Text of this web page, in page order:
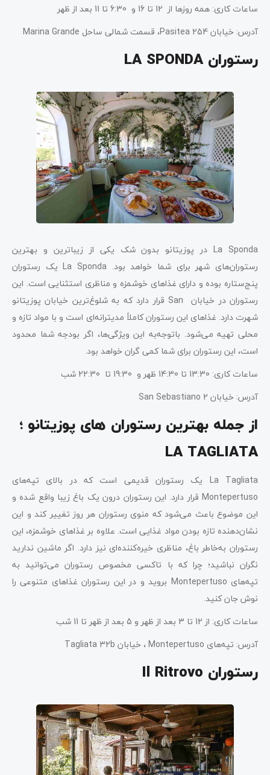
ساعات کاری: همه روز‌ها از 12 تا 16 و 6:30 تا 11 بعد از ظهر
آدرس: خیابان Pasitea 254، قسمت شمالی ساحل Marina Grande
رستوران LA SPONDA
La Sponda در پوزیتانو بدون شک یکی از زیبا‌ترین و بهترین
رستوران‌های شهر برای شما خواهد بود. La Sponda یک رستوران
پنج‌ستاره بوده و دارای غذا‌های خوشمزه و مناظری استثنایی است. این
رستوران در خیابان San قرار دارد که به شلوغ‌ترین خیابان پوزیتانو
شهرت دارد. غذا‌های این رستوران کاملاً مدیترانه‌ای است و با مواد تازه و
محلی تهیه می‌شود. باتوجه‌به این ویژگی‌ها، اگر بودجه شما محدود
است، این رستوران برای شما کمی گران خواهد بود.
ساعات کاری: 13:30 تا 14:30 ظهر و 19:30 تا 22:30 شب
آدرس: خیابان San Sebastiano 2
از جمله بهترین رستوران های پوزیتانو ؛
LA TAGLIATA
La Tagliata یک رستوران قدیمی است که در بالای تپه‌های
Montepertuso قرار دارد. این رستوران درون یک باغ زیبا واقع شده و
این موضوع باعث می‌شود که منوی رستوران هر روز تغییر کند و این
نشان‌دهنده تازه بودن مواد غذایی است. علاوه بر غذاهای خوشمزه، این
رستوران به‌خاطر باغ، مناظری خیره‌کننده‌ای نیز دارد. اگر ماشین ندارید
نگران نباشید؛ چرا که با تاکسی مخصوص رستوران می‌توانید به
تپه‌های Montepertuso بروید و در این رستوران غذاهای متنوعی را
نوش جان کنید.
ساعات کاری: از 12 تا 3 بعد از ظهر و 5 بعد از ظهر تا 11 شب
آدرس: تپه‌های Montepertuso ، خیابان Tagliata 32b
رستوران Il Ritrovo